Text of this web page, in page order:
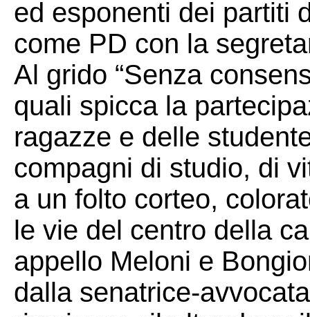
ed esponenti dei partiti
come PD con la
Al grido “Senza
quali spicca la
ragazze e delle
compagni di studio, di
a un folto corteo,
le vie del centro della
appello Meloni e
dalla senatrice-